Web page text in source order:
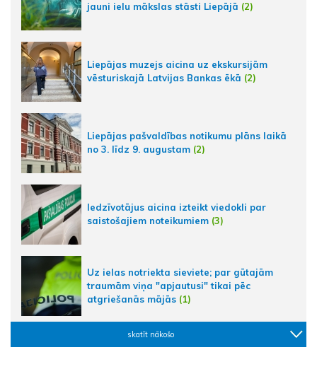
jauni ielu mākslas stāsti Liepājā (2)
Liepājas muzejs aicina uz ekskursijām
vēsturiskajā Latvijas Bankas ēkā (2)
Liepājas pašvaldības notikumu plāns laikā
no 3. līdz 9. augustam (2)
Iedzīvotājus aicina izteikt viedokli par
saistošajiem noteikumiem (3)
Uz ielas notriekta sieviete; par gūtajām
traumām viņa "apjautusi" tikai pēc
atgriešanās mājās (1)
skatīt nākošo